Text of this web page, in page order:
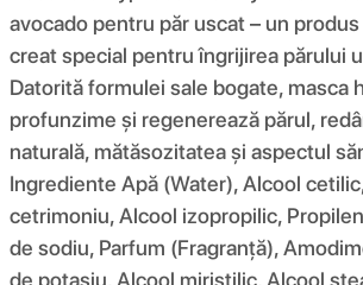
avocado pentru păr uscat – un
creat special pentru îngrijirea părului
Datorită formulei sale bogate, masca
profunzime și regenerează părul,
naturală, mătăsozitatea și aspectul
Ingrediente Apă (Water), Alcool
cetrimoniu, Alcool izopropilic,
de sodiu, Parfum (Fragranță),
de potasiu, Alcool miristilic, Alcool